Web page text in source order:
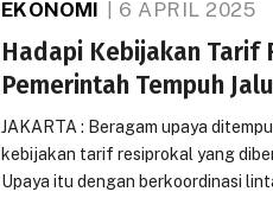
EKONOMI 6 APRIL 2025
Hadapi Kebijakan Tarif
Pemerintah Tempuh
JAKARTA : Beragam upaya
kebijakan tarif resiprokal yang
Upaya itu dengan berkoordinasi